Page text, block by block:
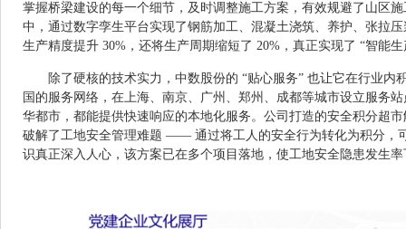
掌握桥梁建设的每一个细节，及时调整施工方案，有效规避了山区
中，通过数字孪生平台实现了钢筋加工、混凝土浇筑、养护、张拉
生产精度提升 30%，还将生产周期缩短了 20%，真正实现了 “智能
除了硬核的技术实力，中数股份的 “贴心服务” 也让它在行业内
国的服务网络，在上海、南京、广州、郑州、成都等城市设立服务
华都市，都能提供快速响应的本地化服务。公司打造的安全积分超
破解了工地安全管理难题 —— 通过将工人的安全行为转化为积分，
识真正深入人心，该方案已在多个项目落地，使工地安全隐患发生率